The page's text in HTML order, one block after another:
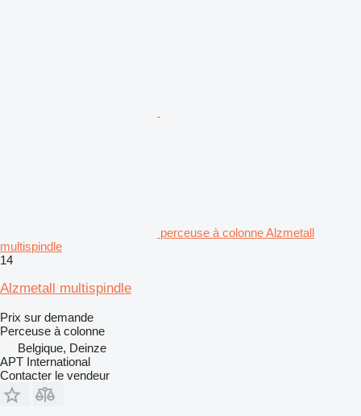
perceuse à colonne Alzmetall
multispindle
14
Alzmetall multispindle
Prix sur demande
Perceuse à colonne
Belgique, Deinze
APT International
Contacter le vendeur